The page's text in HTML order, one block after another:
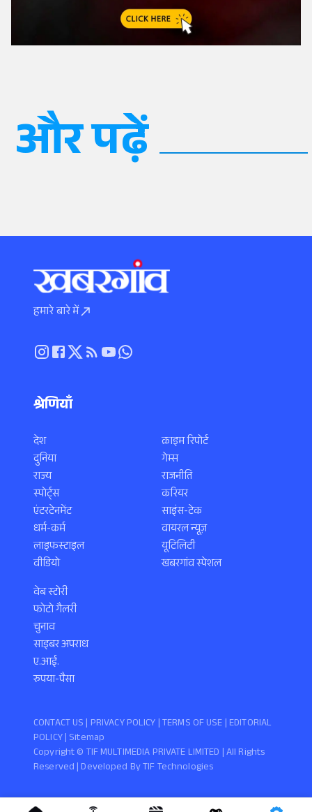
और पढ़ें
हमारे बारे में
श्रेणियाँ
देश
दुनिया
राज्य
स्पोर्ट्स
एंटरटेनमेंट
धर्म-कर्म
लाइफस्टाइल
वीडियो
क्राइम रिपोर्ट
गेम्स
राजनीति
करियर
साइंस-टेक
वायरल न्यूज़
यूटिलिटी
खबरगांव स्पेशल
वेब स्टोरी
फोटो गैलरी
चुनाव
साइबर अपराध
ए.आई.
रुपया-पैसा
Copyright ©️ TIF MULTIMEDIA PRIVATE LIMITED | All Rights
Reserved | Developed ByTIF Technologies
CONTACT US | PRIVACY POLICY |TERMS OF USE | EDITORIAL
POLICY| Sitemap